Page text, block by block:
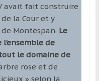
avait fait construire
la Cour et y
Montespan. Le
de
le domaine de
rose et de
» selon la